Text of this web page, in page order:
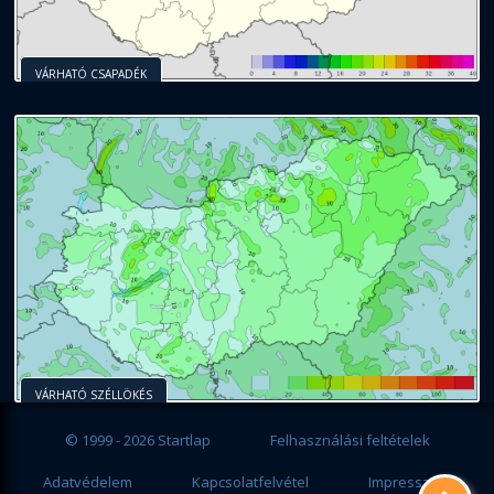
VÁRHATÓ CSAPADÉK
VÁRHATÓ SZÉLLÖKÉS
© 1999 - 2026 Startlap Felhasználási feltételek
Adatvédelem Kapcsolatfelvétel Impresszum